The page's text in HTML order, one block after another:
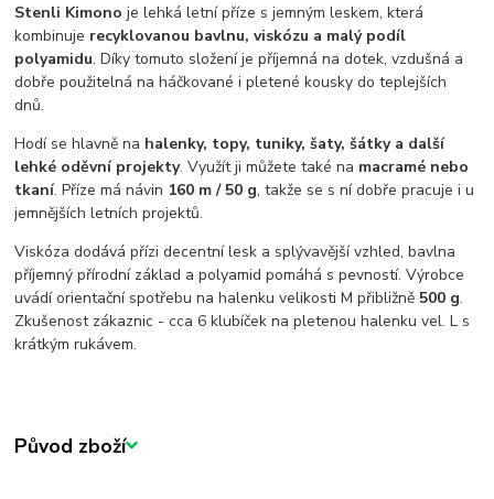
Stenli Kimono je lehká letní příze s jemným leskem, která
kombinuje recyklovanou bavlnu, viskózu a malý podíl
polyamidu. Díky tomuto složení je příjemná na dotek, vzdušná a
dobře použitelná na háčkované i pletené kousky do teplejších
dnů.
Hodí se hlavně na halenky, topy, tuniky, šaty, šátky a další
lehké oděvní projekty. Využít ji můžete také na macramé nebo
tkaní. Příze má návin 160 m / 50 g, takže se s ní dobře pracuje i u
jemnějších letních projektů.
Viskóza dodává přízi decentní lesk a splývavější vzhled, bavlna
příjemný přírodní základ a polyamid pomáhá s pevností. Výrobce
uvádí orientační spotřebu na halenku velikosti M přibližně 500 g.
Zkušenost zákaznic - cca 6 klubíček na pletenou halenku vel. L s
krátkým rukávem.
Původ zboží